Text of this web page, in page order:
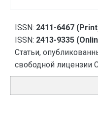
ISSN: 2411-6467
ISSN: 2413-9335
Статьи,
свободной лицензии